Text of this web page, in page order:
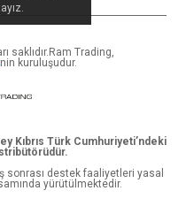
saklıdır. Ram Trading,
nin kuruluşudur.
Kıbrıs Türk Cumhuriyeti’ndeki
sonrası destek faaliyetleri yasal
yürütülmektedir.